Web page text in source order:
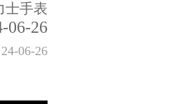
士手表
06-26
24-06-26